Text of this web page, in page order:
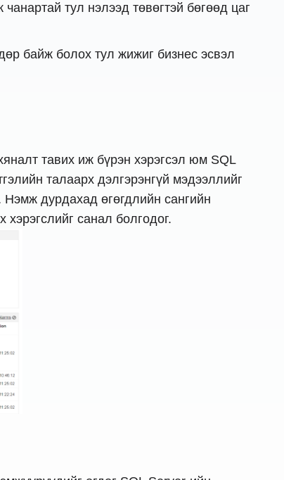
тул нэлээд төвөгтэй бөгөөд цаг
байж болох тул жижиг бизнес эсвэл
тавих иж бүрэн хэрэгсэл юм SQL
талаарх дэлгэрэнгүй мэдээллийг
дурдахад өгөгдлийн сангийн
хэрэгслийг санал болгодог.